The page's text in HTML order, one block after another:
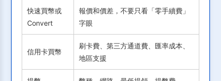
快速買幣或
Convert
報價和價差，不要只看「零手續費」
字眼
信用卡買幣
刷卡費、第三方通道費、匯率成本、
地區支援